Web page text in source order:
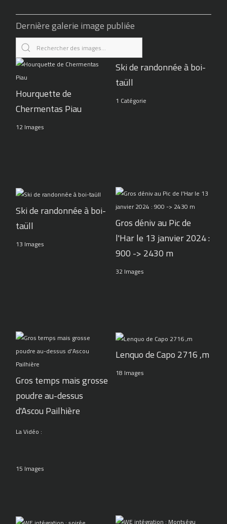
Dernière galerie image publiée
Hourquette de
Chermentas Piau
12 Images
Ski de randonnée à boi-
taüll
1 Catégorie
Ski de randonnée à boi-
taüll
13 Images
Gros déniv au Pic de
l'Har le 13 janvier 2024 :
900 -> 2430 m
32 Images
Gros temps mais grosse
poudre au-dessus
d'Ascou Pailhière
La Vidéo :
15 Images
Lenquo de Capo 2716 ,m
18 Images